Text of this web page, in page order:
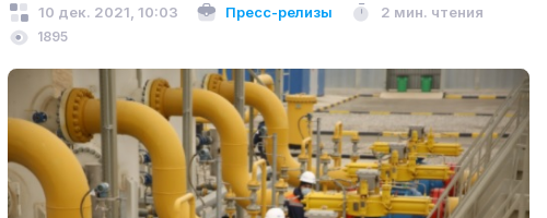
10 дек. 2021, 10:03 Пресс-релизы 2 мин. чтения
1895